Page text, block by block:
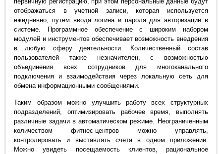
отображаться в учетной записи, которая используется
ежедневно, путем ввода логина и пароля для авторизации в
системе. Программное обеспечение с широким набором
модулей и инструментов обеспечивает возможность внедрения
в любую сферу деятельности. Количественный состав
пользователей также незначителен, с возможностью
объединения всех сотрудников для многоканального
подключения и взаимодействия через локальную сеть для
обмена информационными сообщениями.
Таким образом можно улучшить работу всех структурных
подразделений, оптимизировать рабочее время, выполнять
различные задачи в автоматическом режиме. Неограниченным
количеством фитнес-центров можно управлять,
контролировать и выставлять счета в одном приложении.
Можно увидеть посещаемость клиентов, рациональное